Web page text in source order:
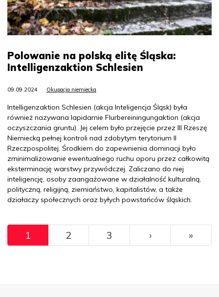
Polowanie na polską elitę Śląska:
Intelligenzaktion Schlesien
09.09.2024 Okupacja niemiecka
Intelligenzaktion Schlesien (akcja Inteligencja Śląsk) była
również nazywana lapidarnie Flurbereiningungaktion (akcja
oczyszczania gruntu). Jej celem było przejęcie przez III Rzeszę
Niemiecką pełnej kontroli nad zdobytym terytorium II
Rzeczpospolitej. Środkiem do zapewnienia dominacji było
zminimalizowanie ewentualnego ruchu oporu przez całkowitą
eksterminację warstwy przywódczej. Zaliczano do niej
inteligencję, osoby zaangażowane w działalność kulturalną,
polityczną, religijną, ziemiaństwo, kapitalistów, a także
działaczy społecznych oraz byłych powstańców śląskich.
Pagination
1 2 3 ››› »